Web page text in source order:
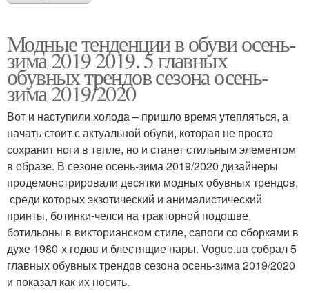
Модные тенденции в обуви осень-
зима 2019 2019. 5 главных
обувных трендов сезона осень-
зима 2019/2020
Вот и наступили холода – пришло время утепляться, а
начать стоит с актуальной обуви, которая не просто
сохранит ноги в тепле, но и станет стильным элементом
в образе. В сезоне осень-зима 2019/2020 дизайнеры
продемонстрировали десятки модных обувных трендов,
среди которых экзотический и анималистический
принты, ботинки-челси на тракторной подошве,
ботильоны в викторианском стиле, сапоги со сборками в
духе 1980-х годов и блестящие пары. Vogue.ua собрал 5
главных обувных трендов сезона осень-зима 2019/2020
и показал как их носить.